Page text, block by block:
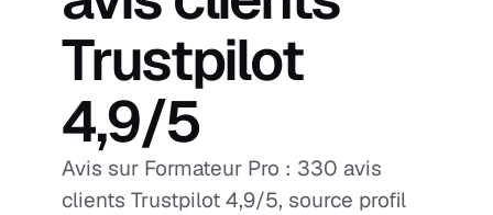
Trustpilot
4,9/5
Avis sur Formateur Pro : 330 avis
clients Trustpilot 4,9/5, source profil